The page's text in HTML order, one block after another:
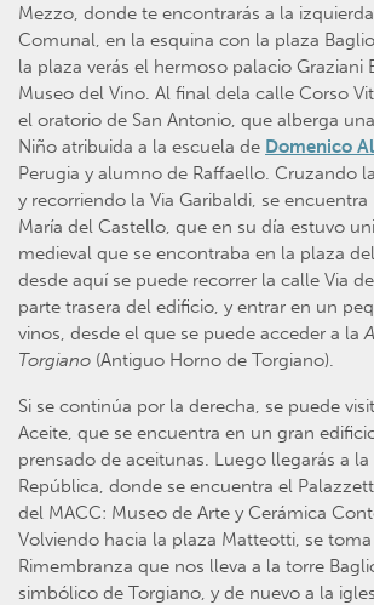
Mezzo, donde te encontrarás a la
Comunal, en la esquina con la plaza
la plaza verás el hermoso palacio Graziani
Museo del Vino. Al final dela calle Corso
el oratorio de San Antonio, que alberga
Niño atribuida a la escuela de Domenico
Perugia y alumno de Raffaello. Cruzando
y recorriendo la Via Garibaldi, se encuentra
María del Castello, que en su día estuvo
medieval que se encontraba en la plaza
desde aquí se puede recorrer la calle Via
parte trasera del edificio, y entrar en un
vinos, desde el que se puede acceder a la
Torgiano (Antiguo Horno de Torgiano).
Si se continúa por la derecha, se puede
Aceite, que se encuentra en un gran
prensado de aceitunas. Luego llegarás a la
República, donde se encuentra el
del MACC: Museo de Arte y Cerámica
Volviendo hacia la plaza Matteotti, se
Rimembranza que nos lleva a la torre
simbólico de Torgiano, y de nuevo a la